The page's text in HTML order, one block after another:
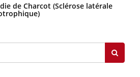
de Charcot (Sclérose latérale